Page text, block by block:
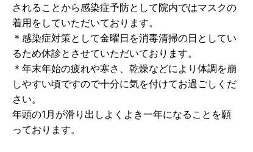
されることから感染症予防として院内ではマスクの
着用をしていただいております。
＊感染症対策として金曜日を消毒清掃の日としてい
るため休診とさせていただいております。
＊年末年始の疲れや寒さ、乾燥などにより体調を崩
しやすい頃ですので十分に気を付けてお過ごしくだ
さい。
年頭の1月が滑り出しよくよき一年になることを願
っております。